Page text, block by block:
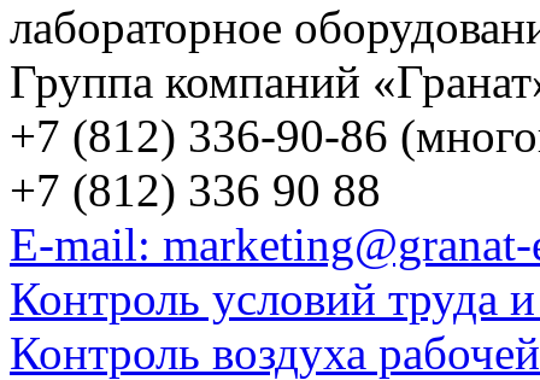
лабораторное
Группа компаний
+7 (812) 336-90-86
+7 (812) 336 90 88
E-mail:
Контроль условий труда
Контроль воздуха